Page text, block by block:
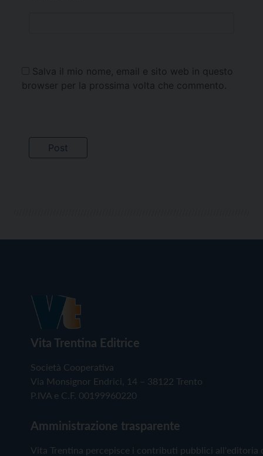
Salva il mio nome, email e sito web in questo
browser per la prossima volta che commento.
Vita Trentina Editrice
Società Cooperativa
Via Monsignor Endrici, 14 – 38122 Trento
P.IVA e C.F. 00199960220
Amministrazione trasparente
Vita Trentina percepisce i contributi pubblici all'editoria